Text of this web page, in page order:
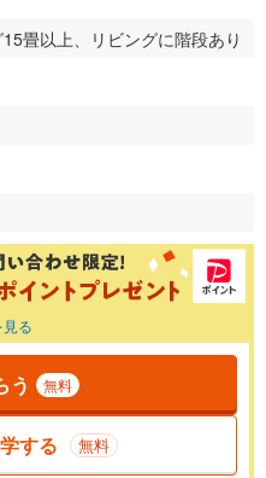
畳以上、リビングに階段あり
る
う 無料
する 無料